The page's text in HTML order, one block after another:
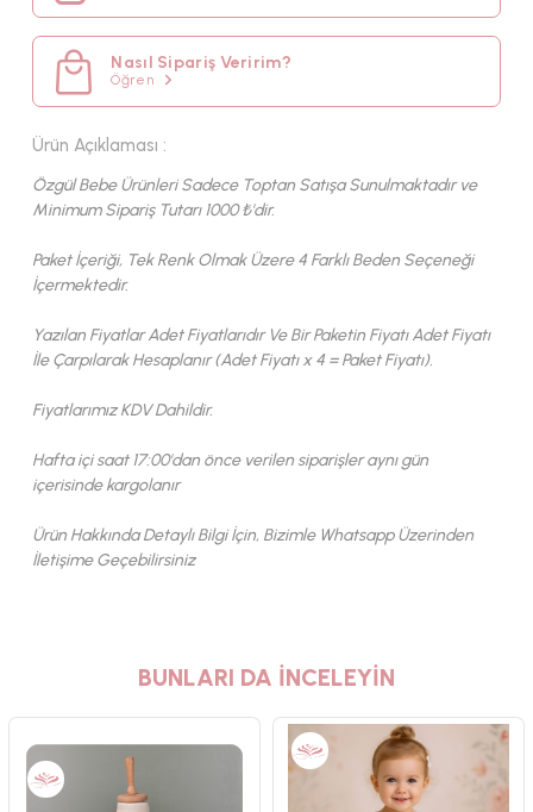
Nasıl Sipariş Veririm?
Öğren
Ürün Açıklaması :
Özgül Bebe Ürünleri Sadece Toptan Satışa Sunulmaktadır ve
Minimum Sipariş Tutarı 1000 ₺'dir.
Paket İçeriği, Tek Renk Olmak Üzere 4 Farklı Beden Seçeneği
İçermektedir.
Yazılan Fiyatlar Adet Fiyatlarıdır Ve Bir Paketin Fiyatı Adet Fiyatı
İle Çarpılarak Hesaplanır (Adet Fiyatı x 4 = Paket Fiyatı).
Fiyatlarımız KDV Dahildir.
Hafta içi saat 17:00'dan önce verilen siparişler aynı gün
içerisinde kargolanır
Ürün Hakkında Detaylı Bilgi İçin, Bizimle Whatsapp Üzerinden
İletişime Geçebilirsiniz
BUNLARI DA İNCELEYİN